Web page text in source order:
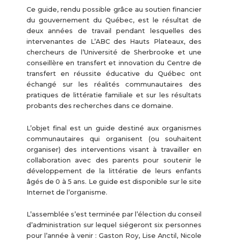
Ce guide, rendu possible grâce au soutien financier
du gouvernement du Québec, est le résultat de
deux années de travail pendant lesquelles des
intervenantes de L’ABC des Hauts Plateaux, des
chercheurs de l’Université de Sherbrooke et une
conseillère en transfert et innovation du Centre de
transfert en réussite éducative du Québec ont
échangé sur les réalités communautaires des
pratiques de littératie familiale et sur les résultats
probants des recherches dans ce domaine.
L’objet final est un guide destiné aux organismes
communautaires qui organisent (ou souhaitent
organiser) des interventions visant à travailler en
collaboration avec des parents pour soutenir le
développement de la littératie de leurs enfants
âgés de 0 à 5 ans. Le guide est disponible sur le site
Internet de l’organisme.
L’assemblée s’est terminée par l’élection du conseil
d’administration sur lequel siégeront six personnes
pour l’année à venir : Gaston Roy, Lise Anctil, Nicole